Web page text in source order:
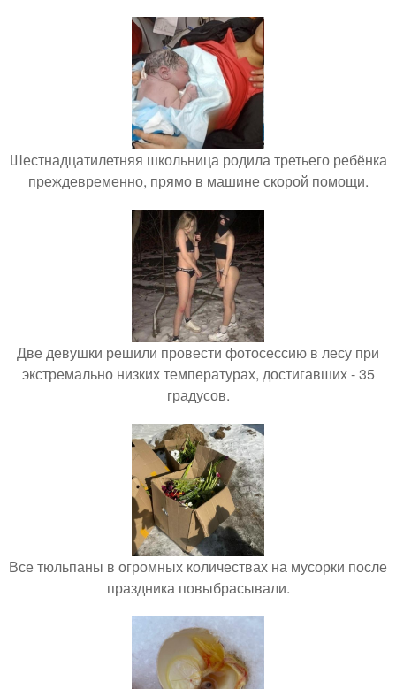
Шестнадцатилетняя школьница родила третьего ребёнка
преждевременно, прямо в машине скорой помощи.
Две девушки решили провести фотосессию в лесу при
экстремально низких температурах, достигавших - 35
градусов.
Все тюльпаны в огромных количествах на мусорки после
праздника повыбрасывали.